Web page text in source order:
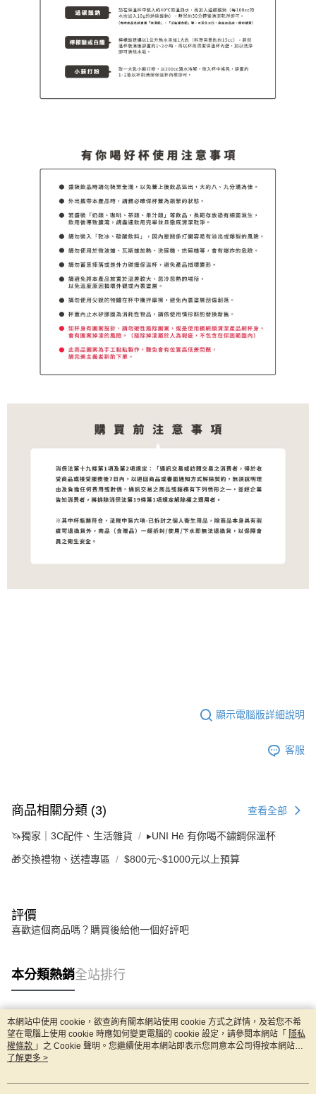
顯示電腦版詳細說明
客服
商品相關分類 (3) 查看全部
🦄獨家｜3C配件、生活雜貨 ▸UNI Hē 有你喝不鏽鋼保溫杯
🎁交換禮物、送禮專區 $800元~$1000元以上預算
評價
喜歡這個商品嗎？購買後給他一個好評吧
本分類熱銷全站排行
熱門標籤
本網站中使用 cookie，欲查詢有關本網站使用 cookie 方式之詳情，及若您不希
望在電腦上使用 cookie 時應如何變更電腦的 cookie 設定，請參閱本網站「 隱私
權條款 」之 Cookie 聲明。您繼續使用本網站即表示您同意本公司得按本網站使
用條款之 Cookie 聲明使用 cookie。
了解更多 >